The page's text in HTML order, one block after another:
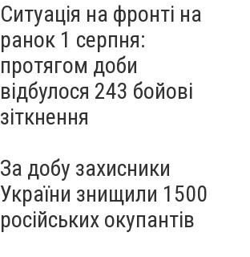
Ситуація на фронті на
ранок 1 серпня:
протягом доби
відбулося 243 бойові
зіткнення
За добу захисники
України знищили 1500
російських окупантів